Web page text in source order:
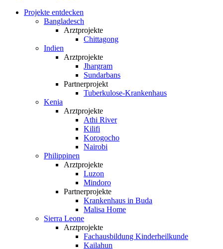
Projekte entdecken
Bangladesch
Arztprojekte
Chittagong
Indien
Arztprojekte
Jhargram
Sundarbans
Partnerprojekt
Tuberkulose-Krankenhaus
Kenia
Arztprojekte
Athi River
Kilifi
Korogocho
Nairobi
Philippinen
Arztprojekte
Luzon
Mindoro
Partnerprojekte
Krankenhaus in Buda
Malisa Home
Sierra Leone
Arztprojekte
Fachausbildung Kinderheilkunde
Kailahun